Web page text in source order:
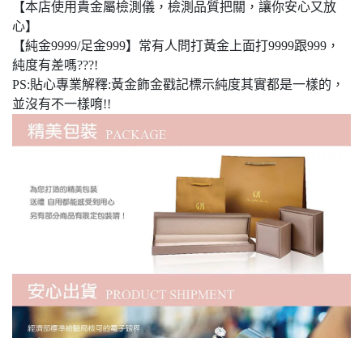
【本店使用貴金屬檢測儀，檢測品質把關，讓你安心又放
心】
【純金9999/足金999】常有人問打黃金上面打9999跟999，
純度有差嗎???!
PS:貼心專業解釋:黃金飾金戳記標示純度其實都是一樣的，
並沒有不一樣唷!!